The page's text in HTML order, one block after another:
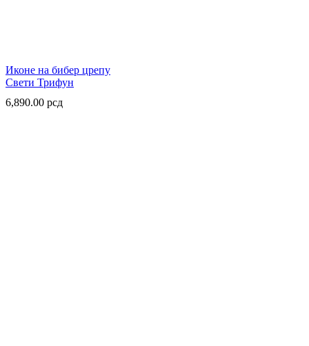
Иконе на бибер црепу
Свети Трифун
6,890.00 рсд